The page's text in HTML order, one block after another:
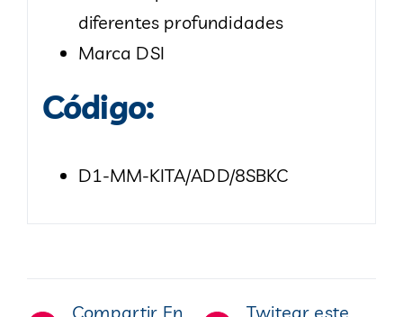
diferentes profundidades
Marca DSI
Código:
D1-MM-KITA/ADD/8SBKC
Compartir En
Twitear este